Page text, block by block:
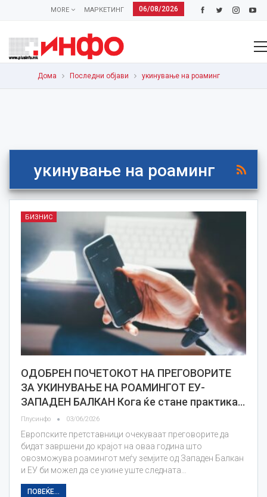
06/08/2026
МАРКЕТИНГ
MORE
Дома Последни објави укинување на роаминг
укинување на роаминг
БИЗНИС
ОДОБРЕН ПОЧЕТОКОТ НА ПРЕГОВОРИТЕ
ЗА УКИНУВАЊЕ НА РОАМИНГОТ ЕУ-
ЗАПАДЕН БАЛКАН Кога ќе стане практика…
Плусинфо 03/06/2026
Европските претставници очекуваат преговорите да
бидат завршени до крајот на оваа година што
овозможува роамингот меѓу земјите од Западен Балкан
и ЕУ би можел да се укине уште следната…
ПОВЕЌЕ...